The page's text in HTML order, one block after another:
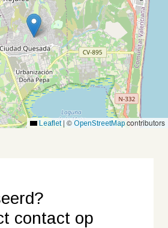
Leaflet |©OpenStreetMap contributors
contact op